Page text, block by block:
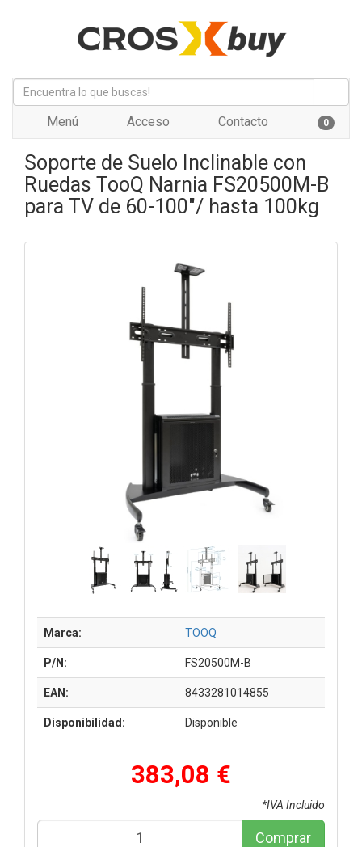
Menú Acceso Contacto 0
Soporte de Suelo Inclinable con
Ruedas TooQ Narnia FS20500M-B
para TV de 60-100"/ hasta 100kg
Marca: TOOQ
P/N: FS20500M-B
EAN: 8433281014855
Disponibilidad: Disponible
383,08 €
*IVA Incluido
Comprar